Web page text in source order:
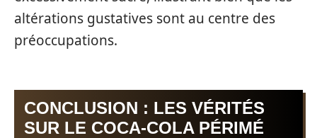
altérations gustatives sont au centre des
préoccupations.
CONCLUSION : LES VÉRITÉS
SUR LE COCA-COLA PÉRIMÉ